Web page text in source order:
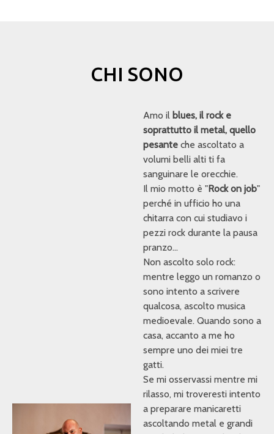
CHI SONO
Amo il blues, il rock e
soprattutto il metal, quello
pesante che ascoltato a
volumi belli alti ti fa
sanguinare le orecchie.
Il mio motto è "Rock on job"
perché in ufficio ho una
chitarra con cui studiavo i
pezzi rock durante la pausa
pranzo...
Non ascolto solo rock:
mentre leggo un romanzo o
sono intento a scrivere
qualcosa, ascolto musica
medioevale. Quando sono a
casa, accanto a me ho
sempre uno dei miei tre
gatti.
Se mi osservassi mentre mi
rilasso, mi troveresti intento
a preparare manicaretti
ascoltando metal e grandi